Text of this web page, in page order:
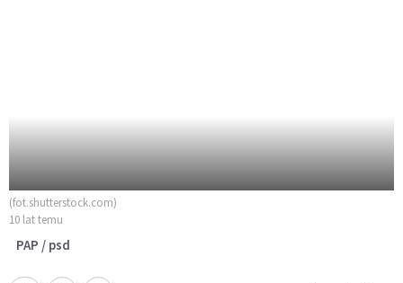
(fot.shutterstock.com)
10 lat temu
PAP / psd